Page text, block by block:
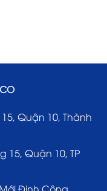
Quận 10, Thành
15, Quận 10, TP